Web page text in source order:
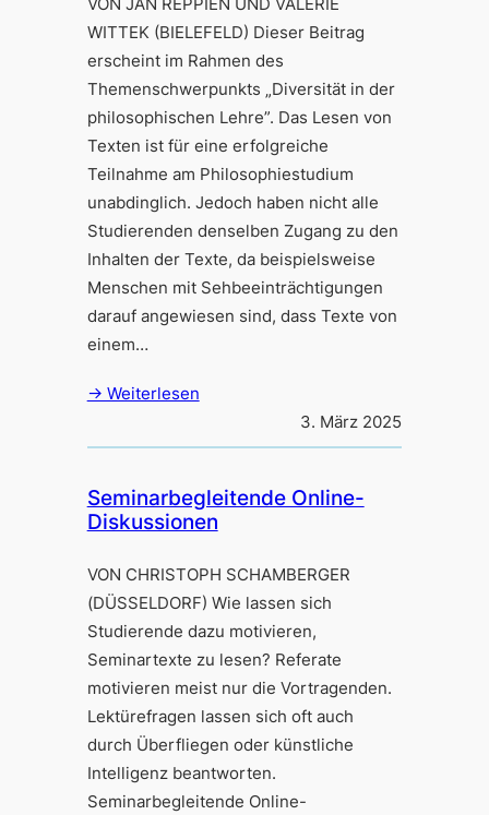
WITTEK (BIELEFELD) Dieser Beitrag
erscheint im Rahmen des
Themenschwerpunkts „Diversität in der
philosophischen Lehre”. Das Lesen von
Texten ist für eine erfolgreiche
Teilnahme am Philosophiestudium
unabdinglich. Jedoch haben nicht alle
Studierenden denselben Zugang zu den
Inhalten der Texte, da beispielsweise
Menschen mit Sehbeeinträchtigungen
darauf angewiesen sind, dass Texte von
einem…
→ Weiterlesen
3. März 2025
Seminarbegleitende Online-
Diskussionen
VON CHRISTOPH SCHAMBERGER
(DÜSSELDORF) Wie lassen sich
Studierende dazu motivieren,
Seminartexte zu lesen? Referate
motivieren meist nur die Vortragenden.
Lektürefragen lassen sich oft auch
durch Überfliegen oder künstliche
Intelligenz beantworten.
Seminarbegleitende Online-